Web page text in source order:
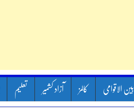
بین الاقوامی کالمز آزاد کشمیر تعلیم